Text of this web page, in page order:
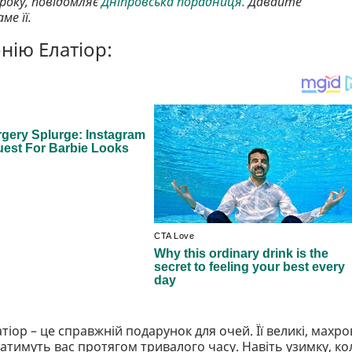
її.
Елатіор:
– це справжній подарунок для очей. Її великі,
вас протягом тривалого часу. Навіть узимку,